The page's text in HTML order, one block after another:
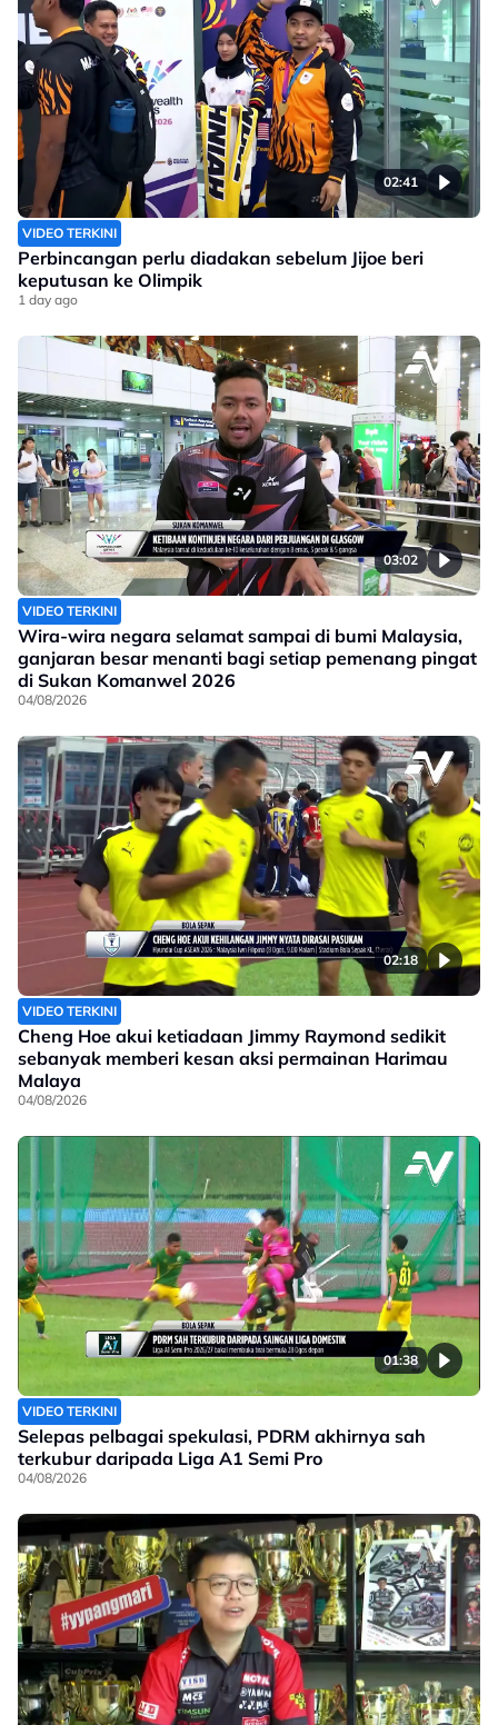
02:41
VIDEO TERKINI
Perbincangan perlu diadakan sebelum Jijoe beri
keputusan ke Olimpik
1 day ago
03:02
VIDEO TERKINI
Wira-wira negara selamat sampai di bumi Malaysia,
ganjaran besar menanti bagi setiap pemenang pingat
di Sukan Komanwel 2026
04/08/2026
02:18
VIDEO TERKINI
Cheng Hoe akui ketiadaan Jimmy Raymond sedikit
sebanyak memberi kesan aksi permainan Harimau
Malaya
04/08/2026
01:38
VIDEO TERKINI
Selepas pelbagai spekulasi, PDRM akhirnya sah
terkubur daripada Liga A1 Semi Pro
04/08/2026